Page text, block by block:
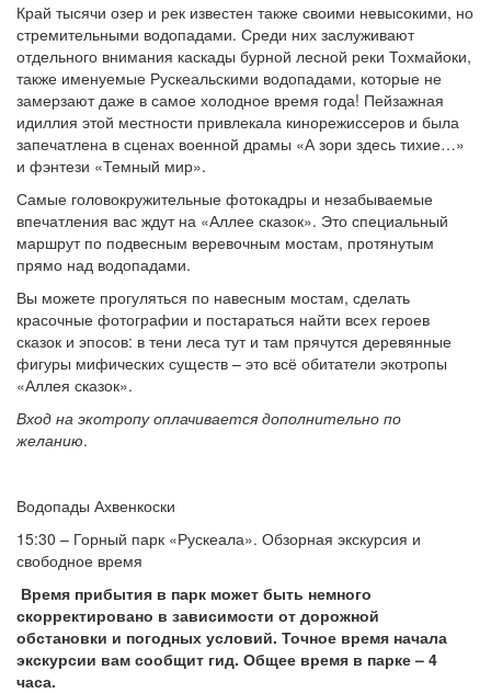
Край тысячи озер и рек известен также своими невысокими, но
стремительными водопадами. Среди них заслуживают
отдельного внимания каскады бурной лесной реки Тохмайоки,
также именуемые Рускеальскими водопадами, которые не
замерзают даже в самое холодное время года! Пейзажная
идиллия этой местности привлекала кинорежиссеров и была
запечатлена в сценах военной драмы «А зори здесь тихие…»
и фэнтези «Темный мир».
Самые головокружительные фотокадры и незабываемые
впечатления вас ждут на «Аллее сказок». Это специальный
маршрут по подвесным веревочным мостам, протянутым
прямо над водопадами.
Вы можете прогуляться по навесным мостам, сделать
красочные фотографии и постараться найти всех героев
сказок и эпосов: в тени леса тут и там прячутся деревянные
фигуры мифических существ – это всё обитатели экотропы
«Аллея сказок».
Вход на экотропу оплачивается дополнительно по
желанию.
Водопады Ахвенкоски
15:30 – Горный парк «Рускеала». Обзорная экскурсия и
свободное время
Время прибытия в парк может быть немного
скорректировано в зависимости от дорожной
обстановки и погодных условий. Точное время начала
экскурсии вам сообщит гид. Общее время в парке – 4
часа.